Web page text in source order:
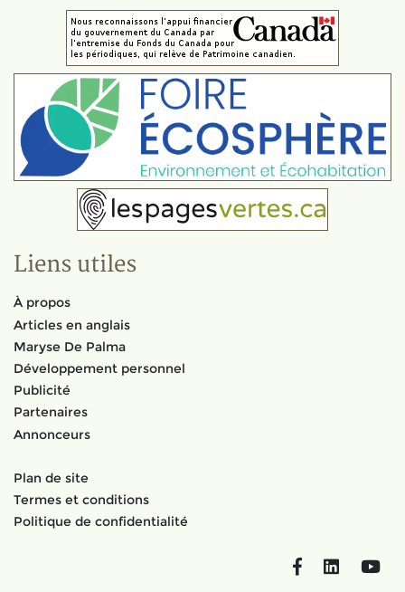
Liens utiles
À propos
Articles en anglais
Maryse De Palma
Développement personnel
Publicité
Partenaires
Annonceurs
Plan de site
Termes et conditions
Politique de confidentialité
FacebookLinkedIn